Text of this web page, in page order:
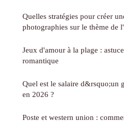
Quelles stratégies pour créer
photographies sur le thème de
Jeux d'amour à la plage :
romantique
Quel est le salaire d&rsquo;un
en 2026 ?
Poste et western union :